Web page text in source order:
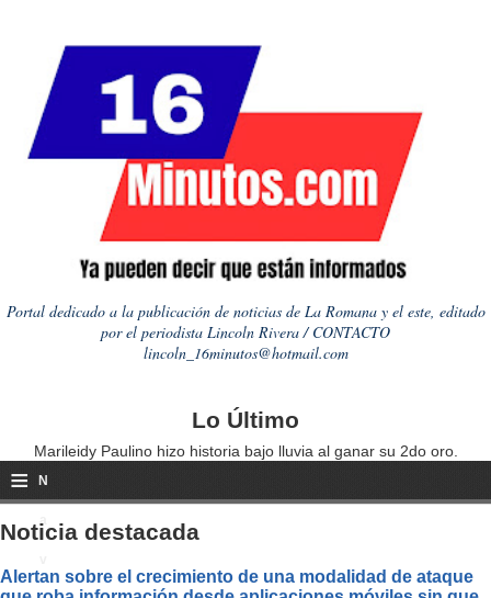
Portal dedicado a la publicación de noticias de La Romana y el este, editado
por el periodista Lincoln Rivera / CONTACTO
lincoln_16minutos@hotmail.com
Lo Último
Marileidy Paulino hizo historia bajo lluvia al ganar su 2do oro.
≡ N
a
Noticia destacada
Alertan sobre el crecimiento de una modalidad de ataque